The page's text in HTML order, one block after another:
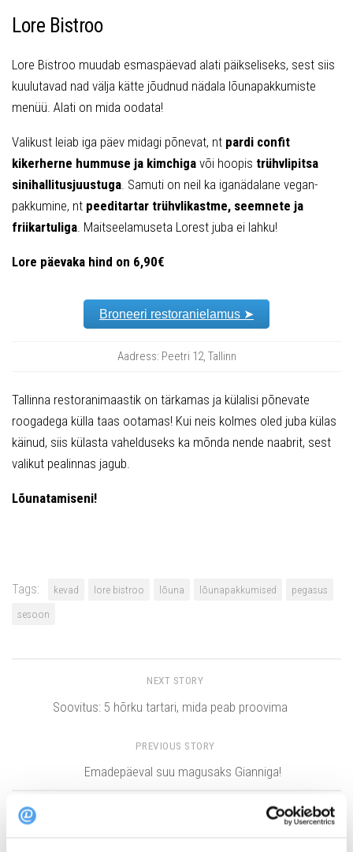
Lore Bistroo
Lore Bistroo muudab esmaspäevad alati päikseliseks, sest siis
kuulutavad nad välja kätte jõudnud nädala lõunapakkumiste
menüü. Alati on mida oodata!
Valikust leiab iga päev midagi põnevat, nt pardi confit
kikerherne hummuse ja kimchiga või hoopis trühvlipitsa
sinihallitusjuustuga . Samuti on neil ka iganädalane vegan-
pakkumine, nt peeditartar trühvlikastme, seemnete ja
friikartuliga . Maitseelamuseta Lorest juba ei lahku!
Lore päevaka hind on 6,90€
Broneeri restoranielamus ➤
Aadress: Peetri 12, Tallinn
Tallinna restoranimaastik on tärkamas ja külalisi põnevate
roogadega külla taas ootamas! Kui neis kolmes oled juba külas
käinud, siis külasta vahelduseks ka mõnda nende naabrit, sest
valikut pealinnas jagub.
Lõunatamiseni!
Tags: kevad lore bistroo lõuna lõunapakkumised
pegasus
sesoon
NEXT STORY
Soovitus: 5 hõrku tartari, mida peab proovima
PREVIOUS STORY
Emadepäeval suu magusaks Gianniga!